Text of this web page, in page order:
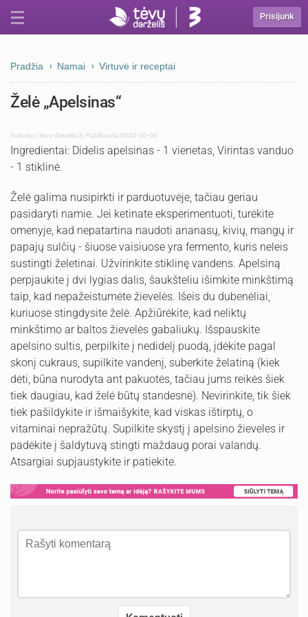
Prisijunk
Pradžia Namai Virtuvė ir receptai
Želė „Apelsinas“
Autorius:tevu-darzelis.lt Publikuota: 0000-00-00
Ingredientai: Didelis apelsinas - 1 vienetas, Virintas vanduo
- 1 stiklinė.
Želė galima nusipirkti ir parduotuvėje, tačiau geriau
pasidaryti namie. Jei ketinate eksperimentuoti, turėkite
omenyje, kad nepatartina naudoti ananasų, kivių, mangų ir
papajų sulčių - šiuose vaisiuose yra fermento, kuris neleis
sustingti želetinai. Užvirinkite stiklinę vandens. Apelsiną
perpjaukite į dvi lygias dalis, šaukšteliu išimkite minkštimą
taip, kad nepažeistumėte žievelės. Išeis du dubenėliai,
kuriuose stingdysite želė. Apžiūrėkite, kad neliktų
minkštimo ar baltos žievelės gabaliukų. Išspauskite
apelsino sultis, perpilkite į nedidelį puodą, įdėkite pagal
skonį cukraus, supilkite vandenį, suberkite želatiną (kiek
dėti, būna nurodyta ant pakuotės, tačiau jums reikės šiek
tiek daugiau, kad želė būtų standesnė). Nevirinkite, tik šiek
tiek pašildykite ir išmaišykite, kad viskas ištirptų, o
vitaminai nepražūtų. Supilkite skystį į apelsino žieveles ir
padėkite į šaldytuvą stingti maždaug porai valandų.
Atsargiai supjaustykite ir patiekite.